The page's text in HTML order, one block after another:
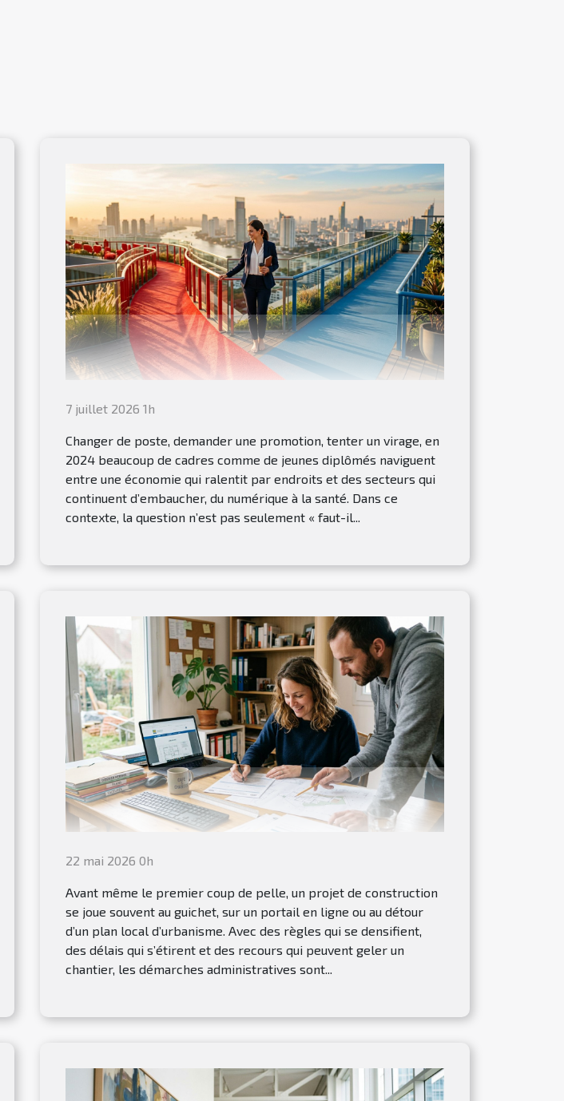
7 juillet 2026 1h
Changer de poste, demander une promotion, tenter un virage, en
2024 beaucoup de cadres comme de jeunes diplômés naviguent
entre une économie qui ralentit par endroits et des secteurs qui
continuent d’embaucher, du numérique à la santé. Dans ce
contexte, la question n’est pas seulement « faut-il...
22 mai 2026 0h
Avant même le premier coup de pelle, un projet de construction
se joue souvent au guichet, sur un portail en ligne ou au détour
d’un plan local d’urbanisme. Avec des règles qui se densifient,
des délais qui s’étirent et des recours qui peuvent geler un
chantier, les démarches administratives sont...